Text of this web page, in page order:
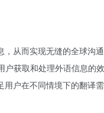
从而实现无缝的全球沟通
获取和处理外语信息的效
户在不同情境下的翻译需